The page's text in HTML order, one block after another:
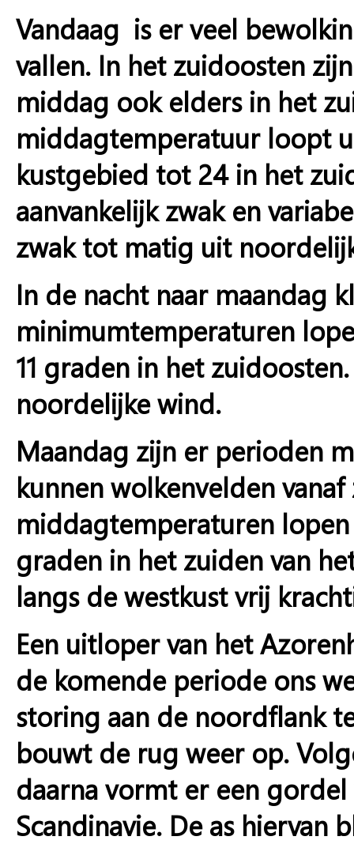
Vandaag is er veel
vallen. In het zuidoosten
middag ook elders in het
middagtemperatuur loopt
kustgebied tot 24 in het
aanvankelijk zwak en
zwak tot matig uit
In de nacht naar maandag
minimumtemperaturen
11 graden in het
noordelijke wind.
Maandag zijn er perioden
kunnen wolkenvelden
middagtemperaturen
graden in het zuiden van
langs de westkust vrij
Een uitloper van het
de komende periode ons
storing aan de noordflank
bouwt de rug weer op.
daarna vormt er een
Scandinavie. De as hiervan